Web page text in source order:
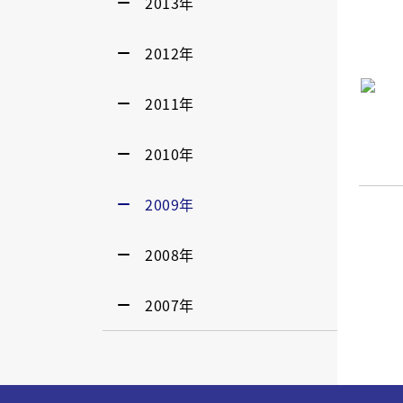
2012年
2011年
2010年
2009年
2008年
2007年